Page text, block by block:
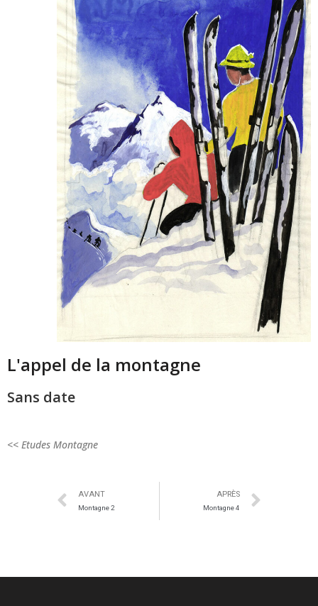
L'appel de la montagne
Sans date
<< Etudes Montagne
AVANT
Montagne 2
APRÈS
Montagne 4